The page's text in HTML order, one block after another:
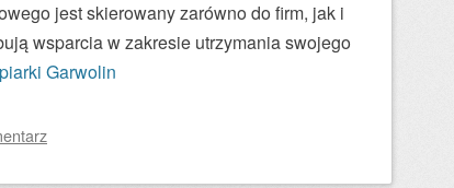
jest skierowany zarówno do firm, jak i
wsparcia w zakresie utrzymania swojego
Garwolin